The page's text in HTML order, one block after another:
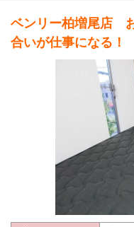
ベンリー柏増尾店
合いが仕事になる！